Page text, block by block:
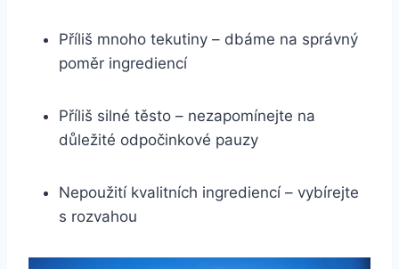
Příliš mnoho tekutiny – dbáme na správný
poměr ingrediencí
Příliš silné těsto – nezapomínejte na
důležité odpočinkové pauzy
Nepoužití kvalitních ingrediencí – vybírejte
s rozvahou